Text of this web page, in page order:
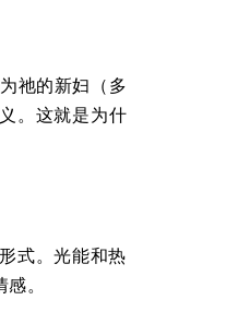
祂的新妇（多
。这就是为什
式。光能和热
。